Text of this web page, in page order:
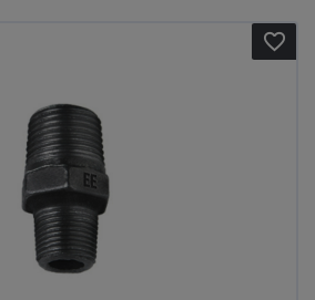
favorite_border